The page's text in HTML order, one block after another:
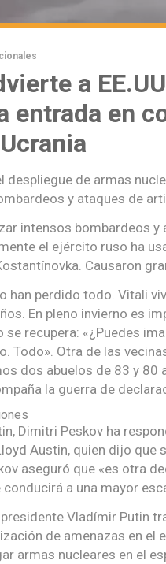
a
entrada en
despliegue de armas
y ataques de
intensos bombardeos
el ejército ruso ha
Causaron
han perdido todo. Vitali
En pleno invierno es
se recupera: «¿Puedes
Todo». Otra de las
dos abuelos de 83 y 80
la guerra de
Dimitri Peskov ha
Austin, quien dijo que
aseguró que «es otra
a una mayor
Vladímir Putin
de amenazas en el
armas nucleares en el